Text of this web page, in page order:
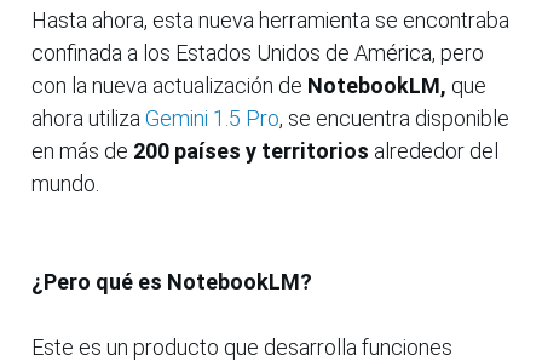
Hasta ahora, esta nueva herramienta se encontraba
confinada a los Estados Unidos de América, pero
con la nueva actualización de NotebookLM, que
ahora utiliza Gemini 1.5 Pro, se encuentra disponible
en más de 200 países y territorios alrededor del
mundo.
¿Pero qué es NotebookLM?
Este es un producto que desarrolla funciones